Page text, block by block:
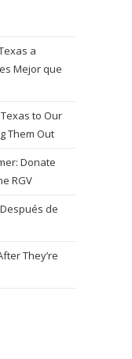
a
Mejor que
to Our
Them Out
Donate
RGV
de
They’re